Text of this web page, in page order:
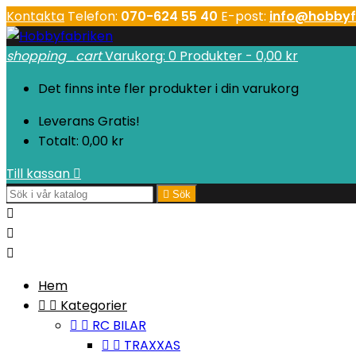
Kontakta Telefon: 070-624 55 40 E-post:
shopping_cartVarukorg: 0 Produkter - 0,00 kr
Det finns inte fler produkter i din varukorg
Leverans Gratis!
Totalt: 0,00 kr
Till kassan 
 Sök



Hem
  Kategorier
  RC BILAR
  TRAXXAS